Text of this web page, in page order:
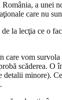
a
care nu
la lecţia ce o
vom
scăderea.